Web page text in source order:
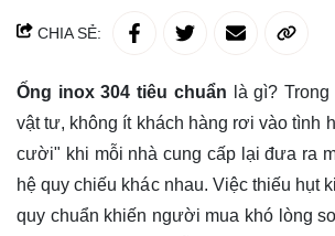
CHIA SẺ:
Ống inox 304 tiêu chuẩn là gì?
vật tư, không ít khách hàng rơi vào tình
cười" khi mỗi nhà cung cấp lại đưa ra
hệ quy chiếu khác nhau. Việc thiếu hụt
quy chuẩn khiến người mua khó lòng